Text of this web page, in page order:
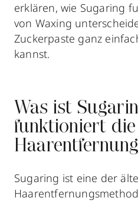
erklären, wie Sugaring
von Waxing
Zuckerpaste ganz
kannst.
Was ist
funktioniert die
Sugaring ist eine der